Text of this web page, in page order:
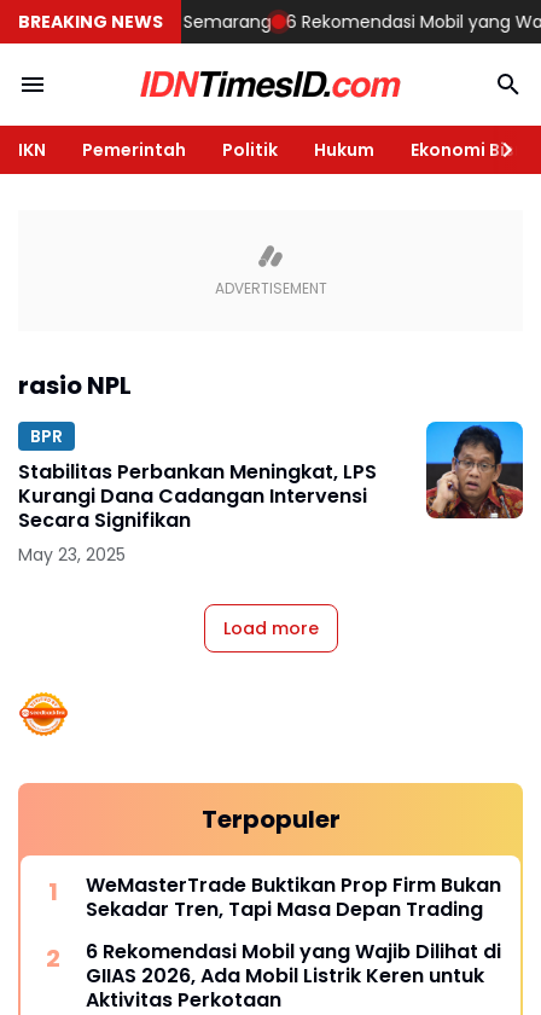
BREAKING NEWS
Rumah di Semarang 6 Rekomendasi Mobil yang
IKN Pemerintah Politik Hukum Ekonomi Bisnis
rasio NPL
BPR
Stabilitas Perbankan Meningkat, LPS
Kurangi Dana Cadangan Intervensi
Secara Signifikan
May 23, 2025
Load more
Terpopuler
WeMasterTrade Buktikan Prop Firm Bukan
Sekadar Tren, Tapi Masa Depan Trading
6 Rekomendasi Mobil yang Wajib Dilihat di
GIIAS 2026, Ada Mobil Listrik Keren untuk
Aktivitas Perkotaan